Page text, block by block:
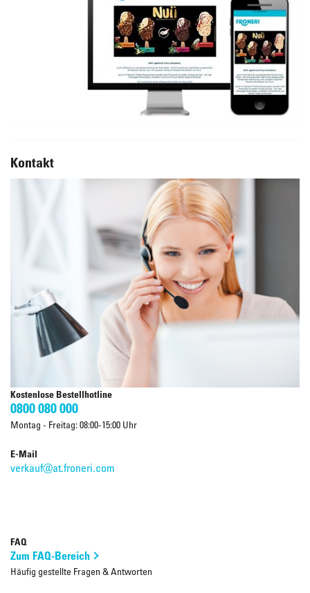
Kontakt
Kostenlose Bestellhotline
0800 080 000
Montag - Freitag: 08:00-15:00 Uhr
E-Mail
verkauf@at.froneri.com
FAQ
Zum FAQ-Bereich
Häufig gestellte Fragen & Antworten